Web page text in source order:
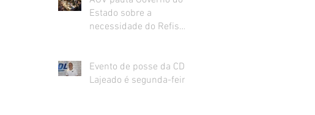
Estado sobre a
necessidade do Refis
Evento de posse da CDL
Lajeado é segunda-feira